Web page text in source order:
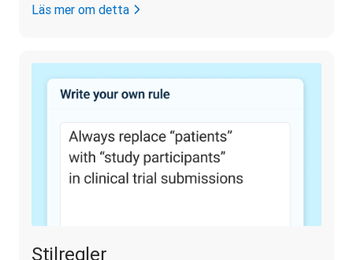
Läs mer om detta
Stilregler